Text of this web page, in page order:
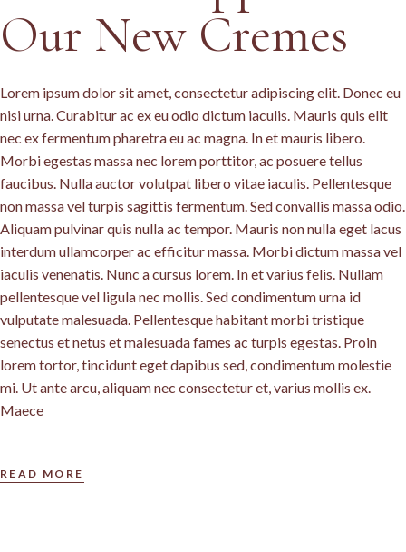
Our New Cremes
Lorem ipsum dolor sit amet, consectetur adipiscing elit. Donec eu
nisi urna. Curabitur ac ex eu odio dictum iaculis. Mauris quis elit
nec ex fermentum pharetra eu ac magna. In et mauris libero.
Morbi egestas massa nec lorem porttitor, ac posuere tellus
faucibus. Nulla auctor volutpat libero vitae iaculis. Pellentesque
non massa vel turpis sagittis fermentum. Sed convallis massa odio.
Aliquam pulvinar quis nulla ac tempor. Mauris non nulla eget lacus
interdum ullamcorper ac efficitur massa. Morbi dictum massa vel
iaculis venenatis. Nunc a cursus lorem. In et varius felis. Nullam
pellentesque vel ligula nec mollis. Sed condimentum urna id
vulputate malesuada. Pellentesque habitant morbi tristique
senectus et netus et malesuada fames ac turpis egestas. Proin
lorem tortor, tincidunt eget dapibus sed, condimentum molestie
mi. Ut ante arcu, aliquam nec consectetur et, varius mollis ex.
Maece
READ MORE